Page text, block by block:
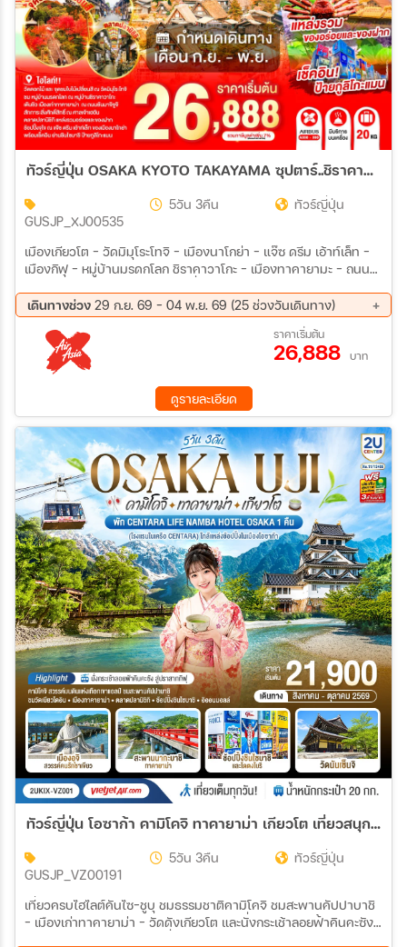
ทัวร์ญี่ปุ่น OSAKA KYOTO TAKAYAMA ซุปตาร์..ชิราคาวะ ละมุน คันไซอบอุ่นมากแม่ 5วัน 3คืน (XJ)
GUSJP_XJ00535
5วัน 3คืน ทัวร์ญี่ปุ่น
เมืองเกียวโต – วัดมิมุโระโทจิ – เมืองนาโกย่า – แจ๊ซ ดรีม เอ้าท์เล็ท –
เมืองกิฟุ – หมู่บ้านมรดกโลก ชิราคาวาโกะ – เมืองทาคายามะ – ถนน
เจ้าเฮอัน – การเรียนพิธีชงชาญี่ปุ่น – ตลาดนิชิกิ – เมืองโอซาก้า – ช้อป
ปิ้งชินไซบาชิ
เดินทางช่วง 29 ก.ย. 69 - 04 พ.ย. 69 (25 ช่วงวันเดินทาง)
29 ก.ย. 69 - 03 ต.ค. 69
30 ก.ย. 69 - 04 ต.ค. 69
01 ต.ค. 69 - 05 ต.ค. 69
02 ต.ค. 69 - 06 ต.ค. 69
04 ต.ค. 69 - 08 ต.ค. 69
05 ต.ค. 69 - 09 ต.ค. 69
08 ต.ค. 69 - 12 ต.ค. 69
10 ต.ค. 69 - 14 ต.ค. 69
11 ต.ค. 69 - 15 ต.ค. 69
12 ต.ค. 69 - 16 ต.ค. 69
13 ต.ค. 69 - 17 ต.ค. 69
18 ต.ค. 69 - 22 ต.ค. 69
19 ต.ค. 69 - 23 ต.ค. 69
20 ต.ค. 69 - 24 ต.ค. 69
21 ต.ค. 69 - 25 ต.ค. 69
22 ต.ค. 69 - 26 ต.ค. 69
23 ต.ค. 69 - 27 ต.ค. 69
24 ต.ค. 69 - 28 ต.ค. 69
25 ต.ค. 69 - 29 ต.ค. 69
26 ต.ค. 69 - 30 ต.ค. 69
27 ต.ค. 69 - 31 ต.ค. 69
28 ต.ค. 69 - 01 พ.ย. 69
31 ต.ค. 69 - 04 พ.ย. 69
ราคาเริ่มต้น
26,888 บาท
ดูรายละเอียด
ทัวร์ญี่ปุ่น โอซาก้า คามิโคจิ ทาคายาม่า เกียวโต เที่ยวสนุกทุกวัน 5วัน 3คืน (VZ)
GUSJP_VZ00191
5วัน 3คืน ทัวร์ญี่ปุ่น
เที่ยวครบไฮไลต์คันไซ–ชูบุ ชมธรรมชาติคามิโคจิ ชมสะพานคัปปาบาชิ
- เมืองเก่าทาคายาม่า - วัดดังเกียวโต และนั่งกระเช้าลอยฟ้าคินคะซัง